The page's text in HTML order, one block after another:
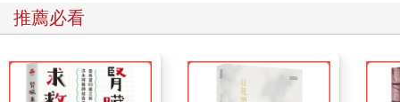
「他滿嘴的鮪魚味，我才不要親他。」傑克森說，走向門口，留
下我一個人在辦公室。
桌，開始看一些他的文件，找有沒有我可以幫上忙的，那至少可
以殺時間，我清掉了他的一些垃圾郵件，正要傳簡訊給坎索，問
推薦必看